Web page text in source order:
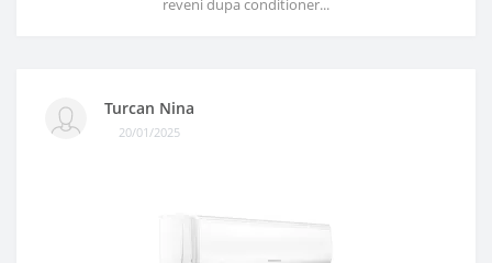
reveni dupa conditioner...
Turcan Nina
20/01/2025